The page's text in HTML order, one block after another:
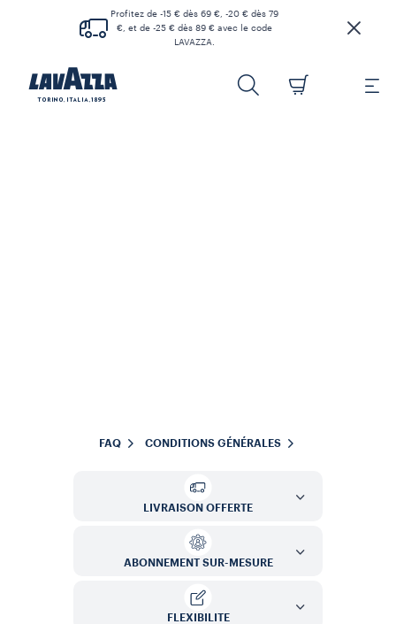
Profitez de -15 € dès 69 €, -20 € dès 79
€, et de -25 € dès 89 € avec le code
LAVAZZA.
FAQ CONDITIONS GÉNÉRALES
LIVRAISON OFFERTE
ABONNEMENT SUR-MESURE
FLEXIBILITE